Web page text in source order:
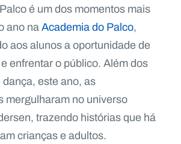
é um dos momentos mais
ano naAcademia do Palco,
aos alunos a oportunidade de
enfrentar o público. Além dos
dança, este ano, as
mergulharam no universo
trazendo histórias que há
crianças e adultos.